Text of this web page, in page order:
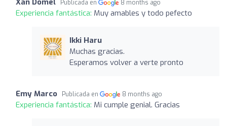
Publicada en 8 months ago
Experiencia fantástica: Muy amables y todo pefecto
Ikki Haru
Muchas gracias.
Esperamos volver a verte pronto
Emy Marco Publicada en 8 months ago
Experiencia fantástica: Mi cumple genial. Gracias